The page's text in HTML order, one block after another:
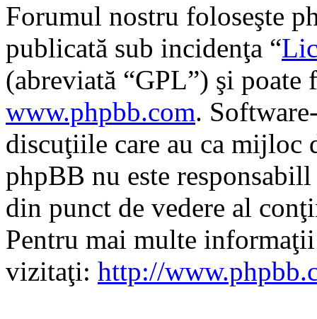
Forumul nostru foloseşte
publicată sub incidenţa “
(abreviată “GPL”) şi poate
www.phpbb.com.
discuţiile care au ca mijloc
phpBB nu este
din punct de vedere al
Pentru mai multe
vizitaţi: http://